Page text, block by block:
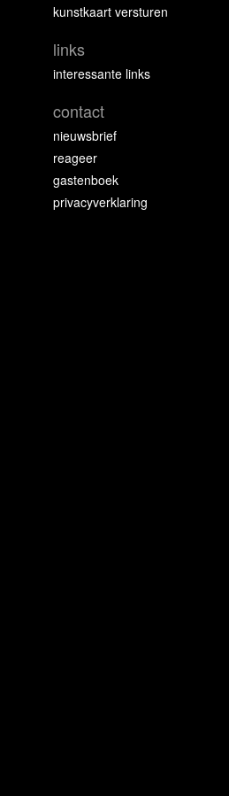
kunstkaart versturen
links
interessante links
contact
nieuwsbrief
reageer
gastenboek
privacyverklaring